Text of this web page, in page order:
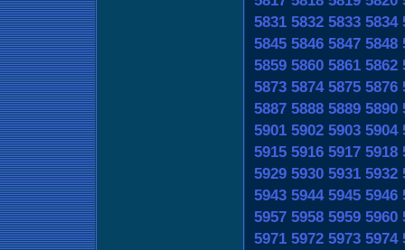
5831 5832 5833 5834
5845 5846 5847 5848
5859 5860 5861 5862
5873 5874 5875 5876
5887 5888 5889 5890
5901 5902 5903 5904
5915 5916 5917 5918
5929 5930 5931 5932
5943 5944 5945 5946
5957 5958 5959 5960
5971 5972 5973 5974